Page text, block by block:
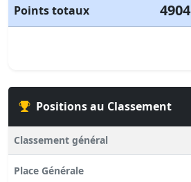
Points totaux
4904
Positions au Classement
Classement général
Place Générale